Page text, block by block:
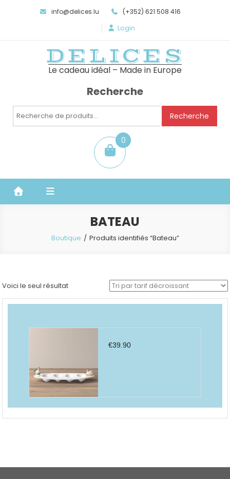
info@delices.lu (+352) 621 508 416
Login
DELICES
Le cadeau idéal – Made in Europe
Recherche
Recherche
Recherche
0
item
BATEAU
Boutique Produits identifiés “Bateau”
Voici le seul résultat
€39.90